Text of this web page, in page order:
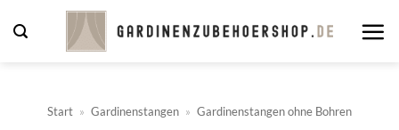
Inhalt
Start » Gardinenstangen » Gardinenstangen ohne Bohren